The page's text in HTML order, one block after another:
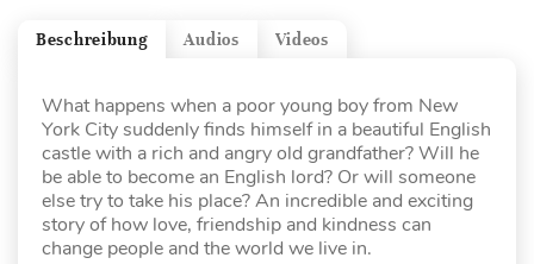
Videos
Audios
Beschreibung
What happens when a poor young boy from New
York City suddenly finds himself in a beautiful English
castle with a rich and angry old grandfather? Will he
be able to become an English lord? Or will someone
else try to take his place? An incredible and exciting
story of how love, friendship and kindness can
change people and the world we live in.